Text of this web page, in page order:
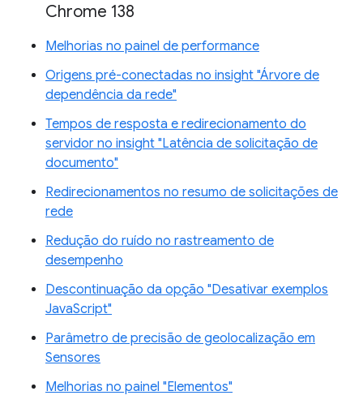
Chrome 138
Melhorias no painel de performance
Origens pré-conectadas no insight "Árvore de
dependência da rede"
Tempos de resposta e redirecionamento do
servidor no insight "Latência de solicitação de
documento"
Redirecionamentos no resumo de solicitações de
rede
Redução do ruído no rastreamento de
desempenho
Descontinuação da opção "Desativar exemplos
JavaScript"
Parâmetro de precisão de geolocalização em
Sensores
Melhorias no painel "Elementos"